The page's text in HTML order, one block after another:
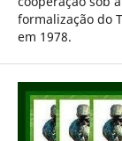
formalização do
em 1978.